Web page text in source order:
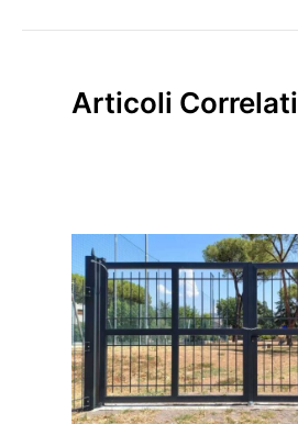
Articoli Correlati